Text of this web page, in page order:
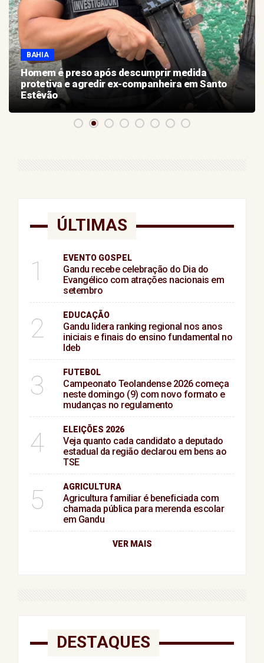
BAHIA
Homem é preso após descumprir medida
protetiva e agredir ex-companheira em Santo
Estêvão
ÚLTIMAS
1 EVENTO GOSPEL
Gandu recebe celebração do Dia do
Evangélico com atrações nacionais em
setembro
2 EDUCAÇÃO
Gandu lidera ranking regional nos anos
iniciais e finais do ensino fundamental no
Ideb
3 FUTEBOL
Campeonato Teolandense 2026 começa
neste domingo (9) com novo formato e
mudanças no regulamento
4 ELEIÇÕES 2026
Veja quanto cada candidato a deputado
estadual da região declarou em bens ao
TSE
5 AGRICULTURA
Agricultura familiar é beneficiada com
chamada pública para merenda escolar
em Gandu
VER MAIS
DESTAQUES